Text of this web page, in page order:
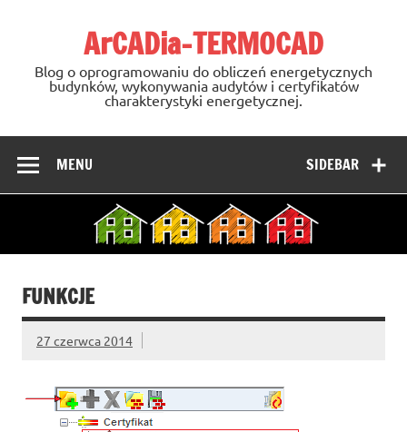
ArCADia-TERMOCAD
Blog o oprogramowaniu do obliczeń energetycznych
budynków, wykonywania audytów i certyfikatów
charakterystyki energetycznej.
SIDEBAR
MENU
FUNKCJE
27 czerwca 2014